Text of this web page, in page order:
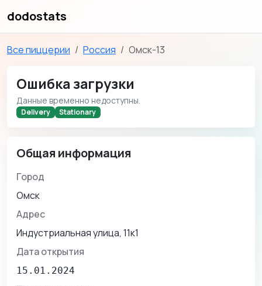
dodostats
Все пиццерии Россия Омск-13
Ошибка загрузки
Данные временно недоступны.
Delivery Stationary
Общая информация
Город
Омск
Адрес
Индустриальная улица, 11к1
Дата открытия
15.01.2024